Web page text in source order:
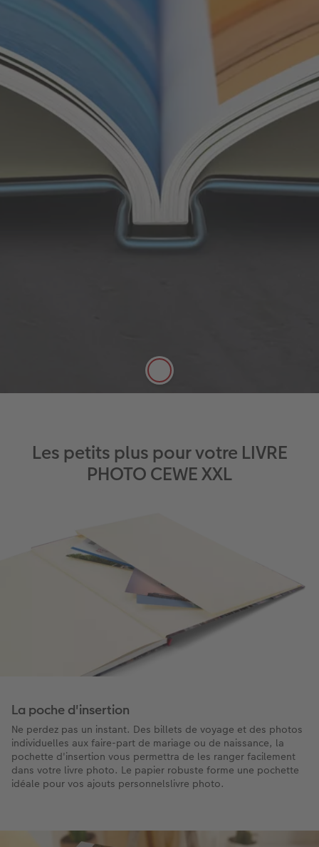
Reliure classique
Optez pour une reliure traditionnelle et un aspect
authentique. Les pages sont assemblées avec une
colle très résistante pour une reliure solide et
Les petits plus pour votre LIVRE
PHOTO CEWE XXL
La poche d'insertion
Ne perdez pas un instant. Des billets de voyage et des photos
individuelles aux faire-part de mariage ou de naissance, la
pochette d'insertion vous permettra de les ranger facilement
dans votre livre photo. Le papier robuste forme une pochette
idéale pour vos ajouts personnelslivre photo.